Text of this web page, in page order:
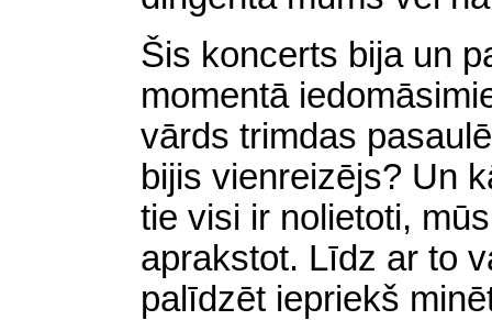
Šis koncerts bija un
momentā
vārds trimdas
bijis vienreizējs? Un
tie visi ir nolietoti,
aprakstot. Līdz ar to
palīdzēt iepriekš